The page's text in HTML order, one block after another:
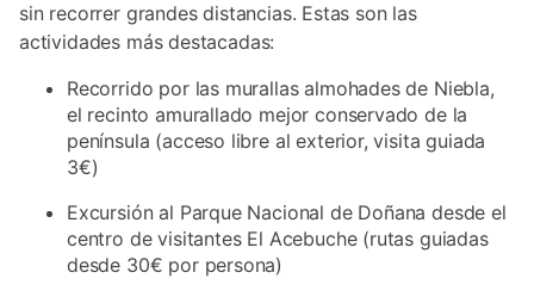
sin recorrer grandes distancias. Estas son las
actividades más destacadas:
Recorrido por las murallas almohades de Niebla,
el recinto amurallado mejor conservado de la
península (acceso libre al exterior, visita guiada
3€)
Excursión al Parque Nacional de Doñana desde el
centro de visitantes El Acebuche (rutas guiadas
desde 30€ por persona)